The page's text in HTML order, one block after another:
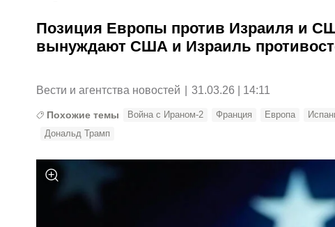
Позиция Европы против Израиля и
вынуждают США и Израиль
Вести и агентства новостей 31.03.26 | 14:11
Похожие темы Война с Ираном-2 Франция Европа
Дональд Трамп